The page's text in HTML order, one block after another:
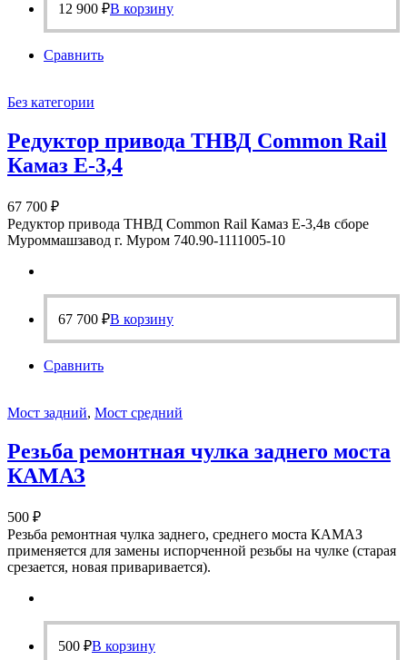
12 900 ₽В корзину
Сравнить
Без категории
Редуктор привода ТНВД Common Rail
Камаз Е-3,4
67 700 ₽
Редуктор привода ТНВД Common Rail Камаз Е-3,4в сборе
Муроммашзавод г. Муром 740.90-1111005-10
67 700 ₽В корзину
Сравнить
Мост задний, Мост средний
Резьба ремонтная чулка заднего моста
КАМАЗ
500 ₽
Резьба ремонтная чулка заднего, среднего моста КАМАЗ
применяется для замены испорченной резьбы на чулке (старая
срезается, новая приваривается).
500 ₽В корзину